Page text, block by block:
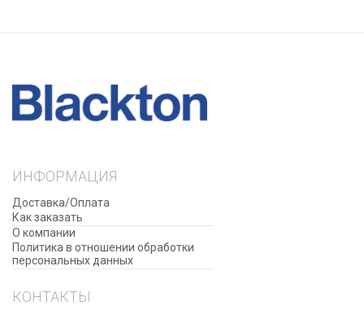
ИНФОРМАЦИЯ
Доставка/Оплата
Как заказать
О компании
Политика в отношении обработки
персональных данных
КОНТАКТЫ